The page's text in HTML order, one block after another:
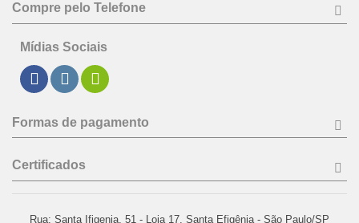
Compre pelo Telefone
Mídias Sociais
Formas de pagamento
Certificados
Rua: Santa Ifigenia, 51 - Loja 17, Santa Efigênia - São Paulo/SP